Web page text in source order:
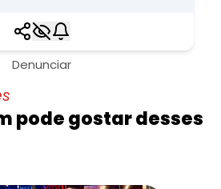
Denunciar
pode gostar desses